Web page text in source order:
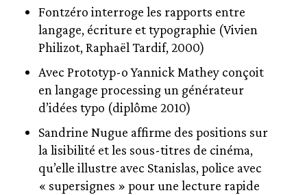
Fontzéro interroge les rapports entre
langage, écriture et typographie (Vivien
Philizot, Raphaël Tardif, 2000)
Avec Prototyp-o Yannick Mathey conçoit
en langage processing un générateur
d’idées typo (diplôme 2010)
Sandrine Nugue affirme des positions sur
la lisibilité et les sous-titres de cinéma,
qu’elle illustre avec Stanislas, police avec
« supersignes » pour une lecture rapide